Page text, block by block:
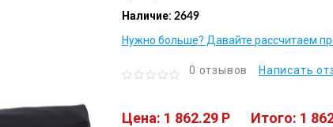
Наличие: 2649
Нужно больше? Давайте рассчитаем
0 отзывов Написать
Цена: 1 862.29 P Итого: 1